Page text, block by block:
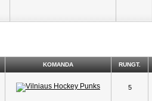
KOMANDA RUNGT.
5